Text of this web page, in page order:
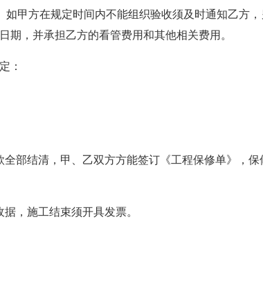
如甲方在规定时间内不能组织验收须及时通知乙方
期，并承担乙方的看管费用和其他相关费用。
：
部结清，甲、乙双方方能签订《工程保修单》，
，施工结束须开具发票。